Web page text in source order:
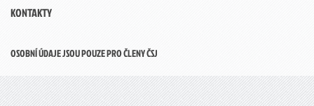
KONTAKTY
OSOBNÍ ÚDAJE JSOU POUZE PRO ČLENY ČSJ